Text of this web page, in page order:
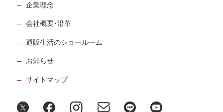
企業理念
会社概要･沿革
通販生活のショールーム
お知らせ
サイトマップ